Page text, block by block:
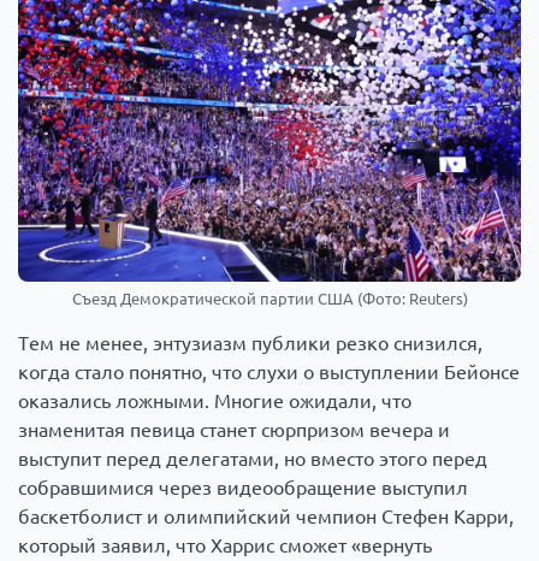
Съезд Демократической партии США (Фото: Reuters)
Тем не менее, энтузиазм публики резко снизился,
когда стало понятно, что слухи о выступлении Бейонсе
оказались ложными. Многие ожидали, что
знаменитая певица станет сюрпризом вечера и
выступит перед делегатами, но вместо этого перед
собравшимися через видеообращение выступил
баскетболист и олимпийский чемпион Стефен Карри,
который заявил, что Харрис сможет «вернуть